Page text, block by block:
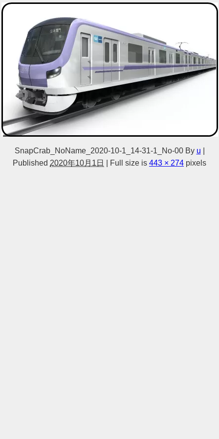
SnapCrab_NoName_2020-10-1_14-31-1_No-00 By u
Published 2020年10月1日 Full size is 443 × 274 pixels